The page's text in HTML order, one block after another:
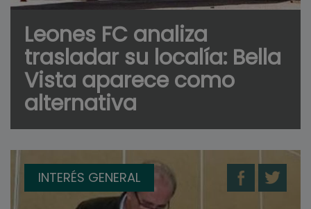
Leones FC analiza
trasladar su localía: Bella
Vista aparece como
alternativa
INTERÉS GENERAL